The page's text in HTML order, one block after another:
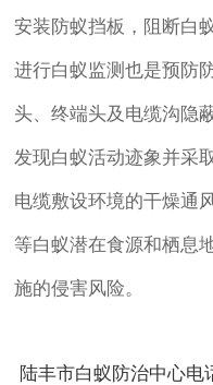
安装防蚁挡板，阻断白
进行白蚁监测也是预防
头、终端头及电缆沟隐
发现白蚁活动迹象并采
电缆敷设环境的干燥通
等白蚁潜在食源和栖息
施的侵害风险。